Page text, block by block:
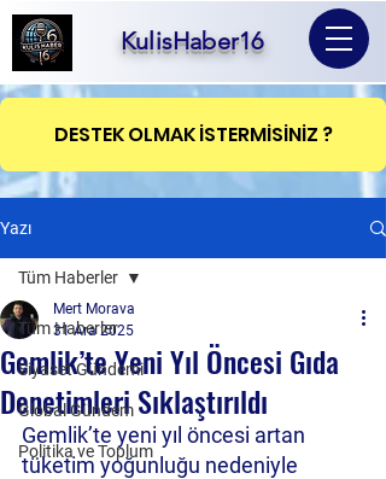
KulisHaber16
DESTEK OLMAK İSTERMİSİNİZ ?
Yazı
Tüm Haberler
Siyaset Gündemi
Global Gündem
Politika ve Toplum
Tüm Haberler
Gemlik’te Yeni Yıl Öncesi Gıda
Denetimleri Sıklaştırıldı
Mert Morava
31 Ara 2025
Gemlik’te yeni yıl öncesi artan
tüketim yoğunluğu nedeniyle